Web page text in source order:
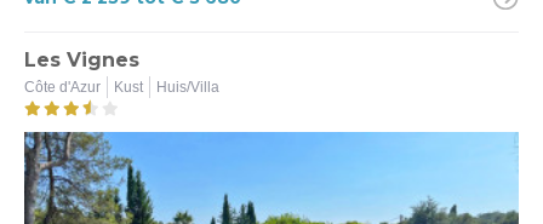
Les Vignes
Côte d'Azur Kust Huis/Villa